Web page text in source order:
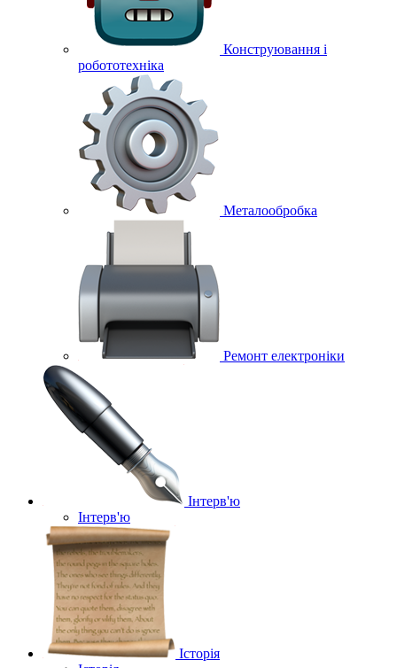
Конструювання і
робототехніка
Металообробка
Ремонт електроніки
Інтерв'ю
Інтерв'ю
Історія